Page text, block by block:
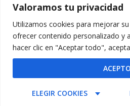
Valoramos tu privacidad
Utilizamos cookies para mejorar
ofrecer contenido personalizado y
hacer clic en "Aceptar todo",
ELEGIR COOKIES
ACEPTO